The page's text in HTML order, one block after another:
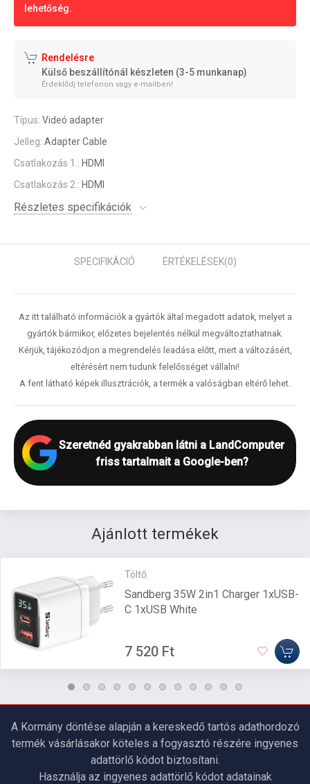
lehetőség.
Rendelésre
Külső beszállítónál készleten (3-5 munkanap)
Érdeklődj telefonon vagy e-mailben!
Típus: Videó adapter
Jelleg: Adapter Cable
Csatlakozás 1.: HDMI
Csatlakozás 2.: HDMI
Részletes specifikációk
SPECIFIKÁCIÓ ÉRTÉKELÉSEK(0)
Az itt található információk a gyártók által megadott adatok, melyet a
gyártók bármikor, előzetes bejelentés nélkül megváltoztathatnak.
Kérjük, tájékozódjon a megrendelés leadása előtt, mert a változásért,
eltérésért nem tudunk felelősséget vállalni!
A fent látható képek illusztrációk, a termék a valóságban eltérő lehet.
Szeretnéd gyakrabban látni a LandComputer
friss tartalmait a Google-ben?
Ajánlott termékek
Töltő
Sandberg 35W 2in1 Charger 1xUSB-
C 1xUSB White
7 520 Ft
A Kormány döntése alapján a kereskedő tartós adathordozó
termék vásárlásakor köteles a fogyasztó részére ingyenes
adattörlő kódot biztosítani.
Használja az ingyenes adattörlő kódot adatainak